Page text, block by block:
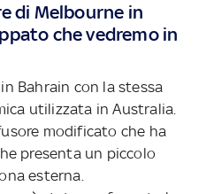
di Melbourne in
che vedremo in
Bahrain con la stessa
utilizzata in Australia.
modificato che ha
presenta un piccolo
esterna.